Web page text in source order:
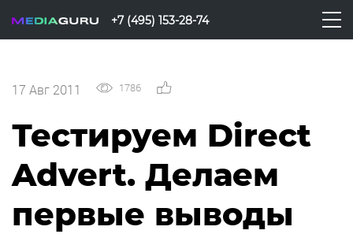
+7 (495) 153-28-74
17 Авг 2011 1786
Тестируем Direct
Advert. Делаем
первые выводы